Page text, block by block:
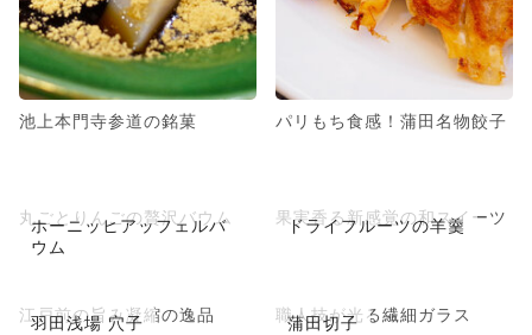
池上本門寺参道の銘菓 パリもち食感！蒲田名物餃子
ホーニッヒアッフェルバ
ウム
丸ごとりんごの贅沢バウム ドライフルーツの羊羹
果実香る新感覚の和スイーツ
羽田浅場 穴子
江戸前の旨み凝縮の逸品 蒲田切子
職人技が光る繊細ガラス